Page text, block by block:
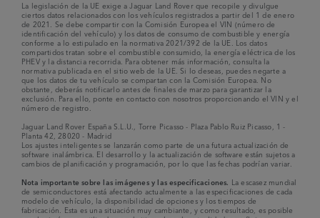
La legislación de la UE exige a Jaguar Land Rover que recopile y divulgue
ciertos datos relacionados con los vehículos registrados a partir del 1 de enero
de 2021. Se debe compartir con la Comisión Europea el VIN (número de
identificación del vehículo) y los datos de consumo de combustible y energía
conforme a lo estipulado en la normativa 2021/392 de la UE. Los datos
compartidos tratan sobre el combustible consumido, la energía eléctrica de los
PHEV y la distancia recorrida. Para obtener más información, consulta la
normativa publicada en el sitio web de la UE. Si lo deseas, puedes negarte a
que los datos de tu vehículo se compartan con la Comisión Europea. No
obstante, deberás notificarlo antes de finales de marzo para garantizar la
exclusión. Para ello, ponte en contacto con nosotros proporcionando el VIN y el
número de registro.
Jaguar Land Rover España S.L.U., Torre Picasso - Plaza Pablo Ruiz Picasso, 1 -
Planta 42, 28020 - Madrid
Los ajustes inteligentes se lanzarán como parte de una futura actualización de
software inalámbrica. El desarrollo y la actualización de software están sujetos a
cambios de planificación y programación, por lo que las fechas podrían variar.
Nota importante sobre las imágenes y las especificaciones. La escasez mundial
de semiconductores está afectando actualmente a las especificaciones de cada
modelo de vehículo, la disponibilidad de opciones y los tiempos de
fabricación. Esta es una situación muy cambiante, y como resultado, es posible